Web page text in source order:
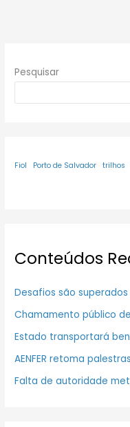
Pesquisar
Fiol Porto de Salvador trilhos
Conteúdos
Desafios são
Chamamento público
Estado transportará
AENFER retoma
Falta de autoridade